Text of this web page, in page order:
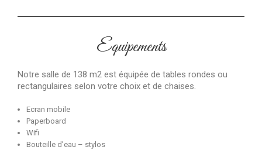
Equipements
Notre salle de 138 m2 est équipée de tables rondes ou
rectangulaires selon votre choix et de chaises.
Ecran mobile
Paperboard
Wifi
Bouteille d’eau – stylos